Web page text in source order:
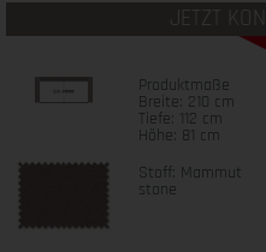
JETZT
Produktmaße
Breite: 210 cm
Tiefe: 112 cm
Höhe: 81 cm
Stoff: Mammut
stone